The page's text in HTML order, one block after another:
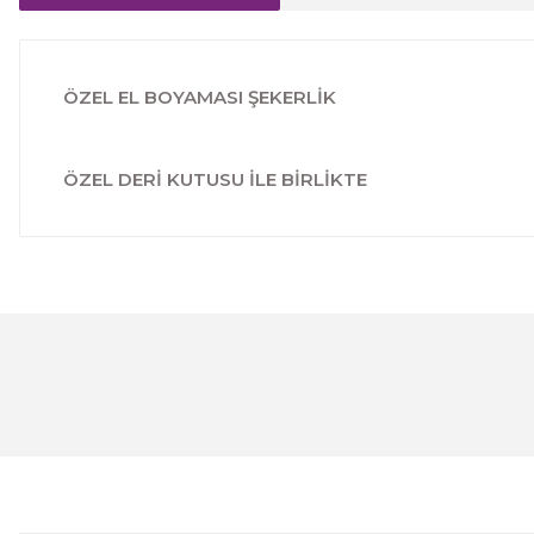
ÖZEL EL BOYAMASI ŞEKERLİK
ÖZEL DERİ KUTUSU İLE BİRLİKTE